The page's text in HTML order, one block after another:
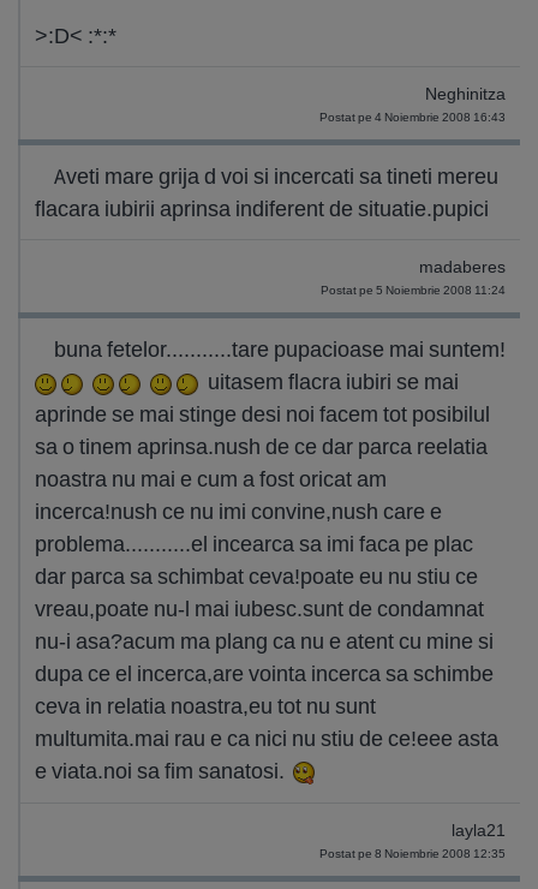
>:D< :*:*
Neghinitza
Postat pe 4 Noiembrie 2008 16:43
Aveti mare grija d voi si incercati sa tineti mereu
flacara iubirii aprinsa indiferent de situatie.pupici
madaberes
Postat pe 5 Noiembrie 2008 11:24
buna fetelor...........tare pupacioase mai suntem!
uitasem flacra iubiri se mai
aprinde se mai stinge desi noi facem tot posibilul
sa o tinem aprinsa.nush de ce dar parca reelatia
noastra nu mai e cum a fost oricat am
incerca!nush ce nu imi convine,nush care e
problema...........el incearca sa imi faca pe plac
dar parca sa schimbat ceva!poate eu nu stiu ce
vreau,poate nu-l mai iubesc.sunt de condamnat
nu-i asa?acum ma plang ca nu e atent cu mine si
dupa ce el incerca,are vointa incerca sa schimbe
ceva in relatia noastra,eu tot nu sunt
multumita.mai rau e ca nici nu stiu de ce!eee asta
e viata.noi sa fim sanatosi.
layla21
Postat pe 8 Noiembrie 2008 12:35